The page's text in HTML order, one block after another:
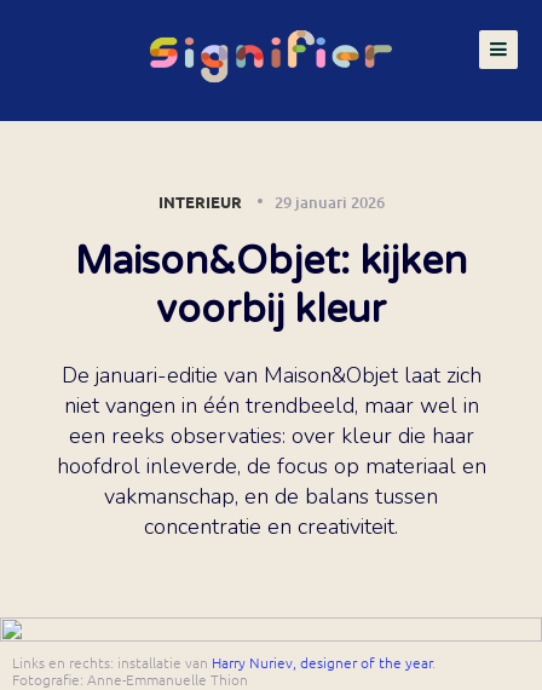
INTERIEUR 29 januari 2026
Maison&Objet: kijken
voorbij kleur
De januari-editie van Maison&Objet laat zich
niet vangen in één trendbeeld, maar wel in
een reeks observaties: over kleur die haar
hoofdrol inleverde, de focus op materiaal en
vakmanschap, en de balans tussen
concentratie en creativiteit.
Links en rechts: installatie van Harry Nuriev, designer of the year.
Fotografie: Anne-Emmanuelle Thion